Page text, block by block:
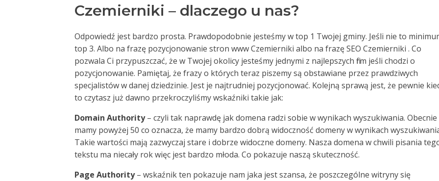
Czemierniki – dlaczego u nas?
Odpowiedź jest bardzo prosta. Prawdopodobnie jesteśmy w top 1 Twojej gminy. Jeśli nie to
top 3. Albo na frazę pozycjonowanie stron www Czemierniki albo na frazę SEO Czemierniki . Co
pozwala Ci przypuszczać, że w Twojej okolicy jesteśmy jednymi z najlepszych firm jeśli chodzi o
pozycjonowanie. Pamiętaj, że frazy o których teraz piszemy są obstawiane przez prawdziwych
specjalistów w danej dziedzinie. Jest je najtrudniej pozycjonować. Kolejną sprawą jest, że pewnie
to czytasz już dawno przekroczyliśmy wskaźniki takie jak:
Domain Authority– czyli tak naprawdę jak domena radzi sobie w wynikach wyszukiwania. Obecnie
mamy powyżej 50 co oznacza, że mamy bardzo dobrą widoczność domeny w wynikach
Takie wartości mają zazwyczaj stare i dobrze widoczne domeny. Nasza domena w chwili pisania
tekstu ma niecały rok więc jest bardzo młoda. Co pokazuje naszą skuteczność.
Page Authority– wskaźnik ten pokazuje nam jaka jest szansa, że poszczególne witryny się